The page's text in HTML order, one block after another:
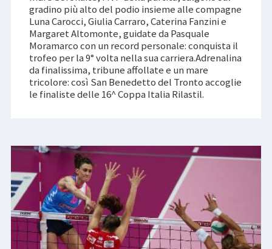
gradino più alto del podio insieme alle compagne
Luna Carocci, Giulia Carraro, Caterina Fanzini e
Margaret Altomonte, guidate da Pasquale
Moramarco con un record personale: conquista il
trofeo per la 9° volta nella sua carriera.Adrenalina
da finalissima, tribune affollate e un mare
tricolore: così San Benedetto del Tronto accoglie
le finaliste delle 16^ Coppa Italia Rilastil.